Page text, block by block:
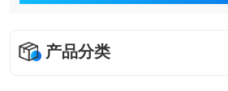
产品分类